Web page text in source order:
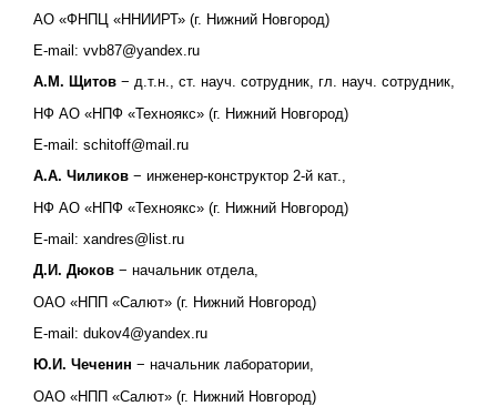
АО «ФНПЦ «ННИИРТ» (г. Нижний Новгород)
E-mail: vvb87@yandex.ru
А.М. Щитов − д.т.н., ст. науч. сотрудник, гл. науч. сотрудник,
НФ АО «НПФ «Техноякс» (г. Нижний Новгород)
E-mail: schitoff@mail.ru
А.А. Чиликов − инженер-конструктор 2-й кат.,
НФ АО «НПФ «Техноякс» (г. Нижний Новгород)
E-mail: xandres@list.ru
Д.И. Дюков − начальник отдела,
ОАО «НПП «Салют» (г. Нижний Новгород)
E-mail: dukov4@yandex.ru
Ю.И. Чеченин − начальник лаборатории,
ОАО «НПП «Салют» (г. Нижний Новгород)